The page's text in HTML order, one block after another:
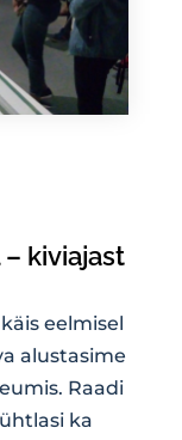
kiviajast
eelmisel
alustasime
Raadi
ka